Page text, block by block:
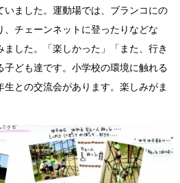
いました。運動場では、ブランコにの
、チェーンネットに登ったりなどな
ました。「楽しかった」「また、行き
子ども達です。小学校の環境に触れる
との交流会があります。楽しみがま